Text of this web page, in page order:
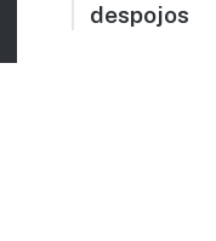
despojos